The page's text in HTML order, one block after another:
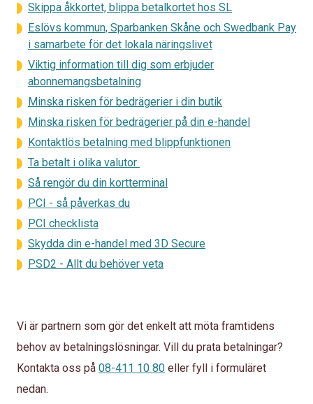
Skippa åkkortet, blippa betalkortet hos SL
Eslövs kommun, Sparbanken Skåne och Swedbank Pay
i samarbete för det lokala näringslivet
Viktig information till dig som erbjuder
abonnemangsbetalning
Minska risken för bedrägerier i din butik
Minska risken för bedrägerier på din e-handel
Kontaktlös betalning med blippfunktionen
Ta betalt i olika valutor
Så rengör du din kortterminal
PCI - så påverkas du
PCI checklista
Skydda din e-handel med 3D Secure
PSD2 - Allt du behöver veta
Vi är partnern som gör det enkelt att möta framtidens
behov av betalningslösningar. Vill du prata betalningar?
Kontakta oss på 08-411 10 80 eller fyll i formuläret
nedan.